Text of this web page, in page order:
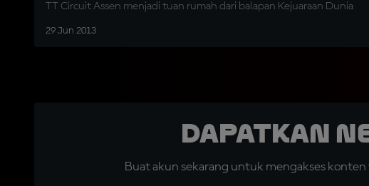
TT Circuit Assen menjadi tuan rumah dari balapan Kejuaraan Dunia
29 Jun 2013
Dapatkan
Buat akun sekarang untuk mengakses